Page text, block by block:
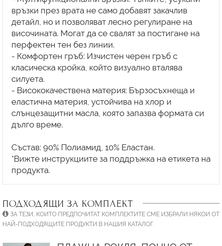
връзки през врата не само добавят закачлив
детайл, но и позволяват лесно регулиране на
височината. Могат да се свалят за постигане на
перфектен тен без линии.
- Комфортен гръб: Изчистен черен гръб с
класическа кройка, който визуално вталява
силуета.
- Висококачествена материя: Бързосъхнеща и
еластична материя, устойчива на хлор и
слънцезащитни масла, която запазва формата си
дълго време.
Състав: 90% Полиамид, 10% Еластан.
*Вижте инструкциите за поддръжка на етикета на
ПОДХОДЯЩИ ЗА КОМПЛЕКТ
ЗА ТЕЗИ, КОИТО ПРЕДПОЧИТАТ КОМПЛЕКТИТЕ СМЕ ИЗБРАЛИ НЯКОИ ОТ
НАЙ-ПОДХОДЯЩИТЕ ПРОДУКТИ В НАШИЯ КАТАЛОГ.